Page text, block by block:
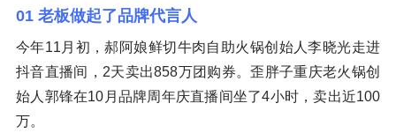
01 老板做起了品牌代言人
今年11月初，郝阿娘鲜切牛肉自助火锅创始人李晓光走进
抖音直播间，2天卖出858万团购券。歪胖子重庆老火锅创
始人郭锋在10月品牌周年庆直播间坐了4小时，卖出近100
万。